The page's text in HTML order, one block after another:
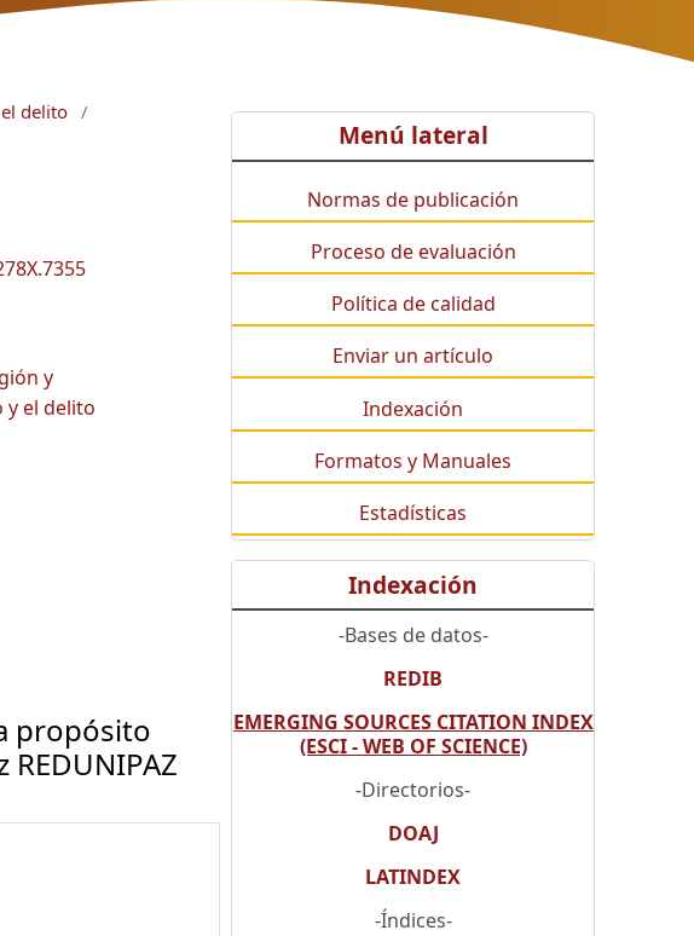
delito /
y
y el delito
propósito
Menú lateral
Normas de publicación
Proceso de evaluación
Política de calidad
Enviar un artículo
Indexación
Formatos y Manuales
Estadísticas
Indexación
-Bases de datos-
REDIB
EMERGING SOURCES CITATION INDEX
(ESCI - WEB OF SCIENCE)
-Directorios-
DOAJ
LATINDEX
-Índices-